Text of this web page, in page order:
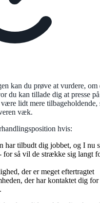
kan du prøve at vurdere, om
du kan tillade dig at presse
lidt mere tilbageholdende,
væk.
hvis:
har tilbudt dig jobbet, og I nu
for så vil de strække sig langt
der er meget eftertragtet
der har kontaktet dig for